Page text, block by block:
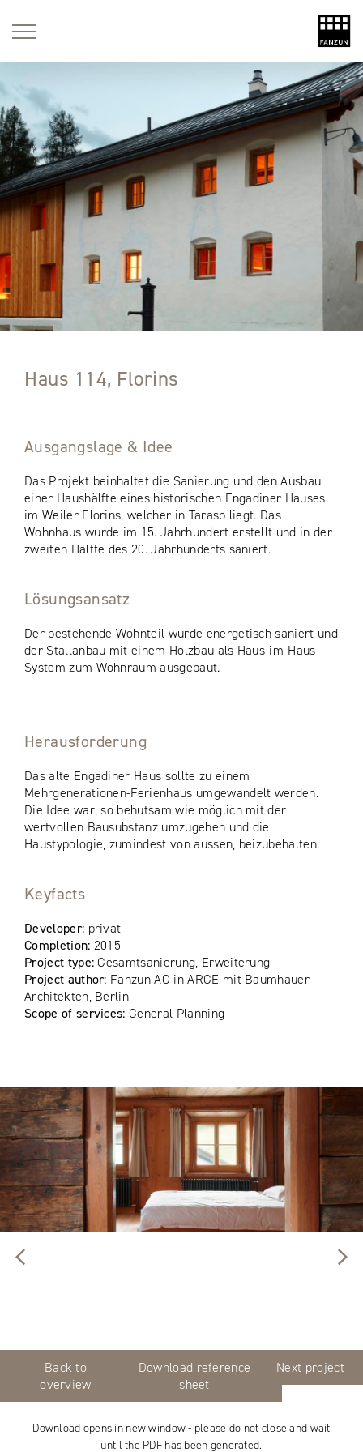
Haus 114, Florins
Ausgangslage & Idee
Das Projekt beinhaltet die Sanierung und den Ausbau
einer Haushälfte eines historischen Engadiner Hauses
im Weiler Florins, welcher in Tarasp liegt. Das
Wohnhaus wurde im 15. Jahrhundert erstellt und in der
zweiten Hälfte des 20. Jahrhunderts saniert.
Lösungsansatz
Der bestehende Wohnteil wurde energetisch saniert und
der Stallanbau mit einem Holzbau als Haus-im-Haus-
System zum Wohnraum ausgebaut.
Herausforderung
Das alte Engadiner Haus sollte zu einem
Mehrgenerationen-Ferienhaus umgewandelt werden.
Die Idee war, so behutsam wie möglich mit der
wertvollen Bausubstanz umzugehen und die
Haustypologie, zumindest von aussen, beizubehalten.
Keyfacts
Developer: privat
Completion: 2015
Project type:Gesamtsanierung, Erweiterung
Project author: Fanzun AG in ARGE mit Baumhauer
Architekten, Berlin
Scope of services:General Planning
Back to
overview
Download reference
sheet
Next project
Download opens in new window - please do not close and wait
until the PDF has been generated.